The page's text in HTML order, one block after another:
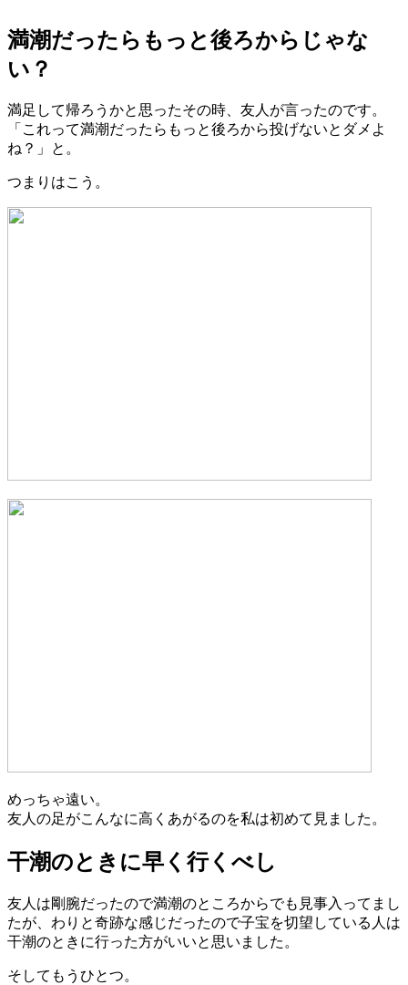
満潮だったらもっと後ろからじゃな
い？
満足して帰ろうかと思ったその時、友人が言ったのです。
「これって満潮だったらもっと後ろから投げないとダメよ
ね？」と。
つまりはこう。
めっちゃ遠い。
友人の足がこんなに高くあがるのを私は初めて見ました。
干潮のときに早く行くべし
友人は剛腕だったので満潮のところからでも見事入ってまし
たが、わりと奇跡な感じだったので子宝を切望している人は
干潮のときに行った方がいいと思いました。
そしてもうひとつ。